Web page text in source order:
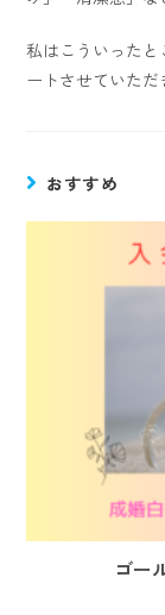
私はこういった
ートさせていただ
おすすめ
ゴー